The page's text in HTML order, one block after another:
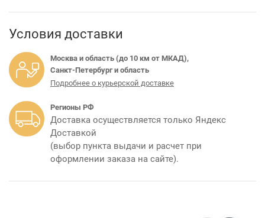
Условия доставки
Москва и область (до 10 км от МКАД),
Санкт-Петербург и область
Подробнее о курьерской доставке
Регионы РФ
Доставка осуществляется только Яндекс
Доставкой
(выбор пункта выдачи и расчет при
оформлении заказа на сайте).